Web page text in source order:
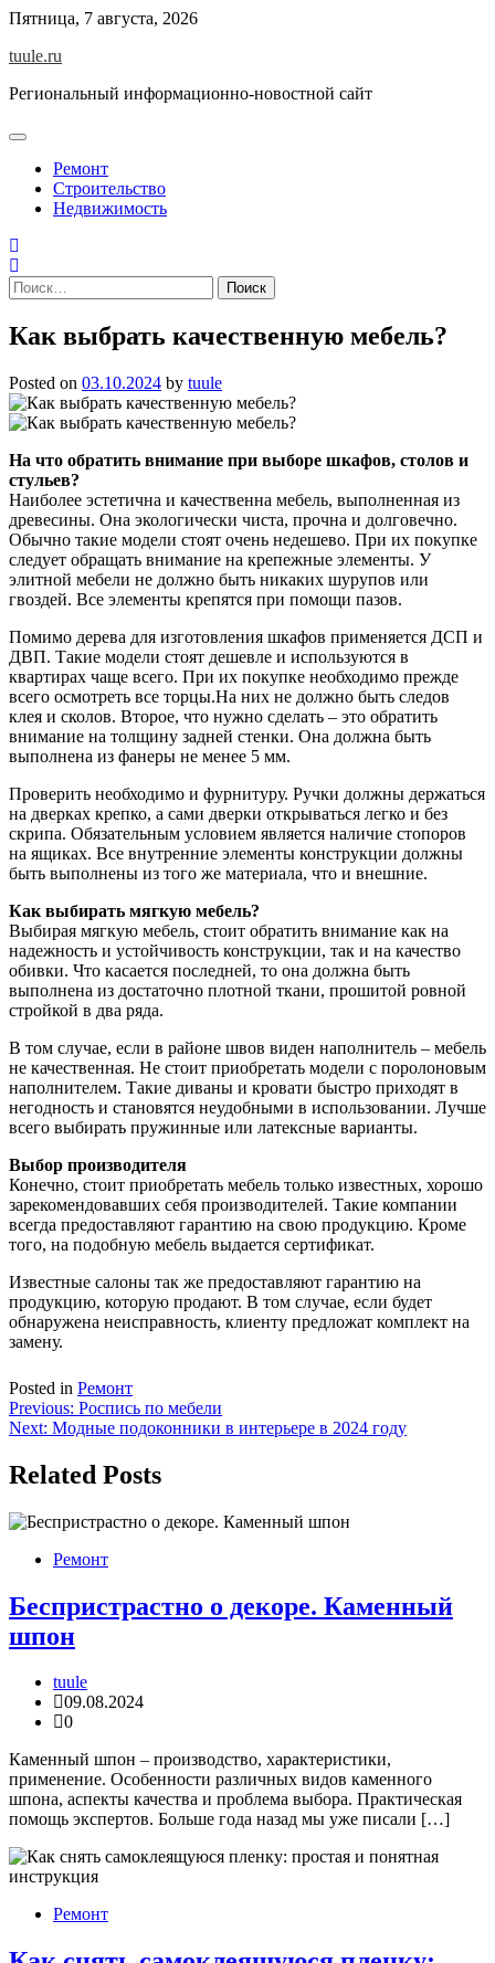
Skip
content
Пятница, 7 августа, 2026
tuule.ru
Региональный информационно-новостной сайт
Ремонт
Строительство
Недвижимость
Найти:
Как выбрать качественную мебель?
Posted on 03.10.2024 by tuule
На что обратить внимание при выборе шкафов, столов и
стульев?
Наиболее эстетична и качественна мебель, выполненная из
древесины. Она экологически чиста, прочна и долговечно.
Обычно такие модели стоят очень недешево. При их покупке
следует обращать внимание на крепежные элементы. У
элитной мебели не должно быть никаких шурупов или
гвоздей. Все элементы крепятся при помощи пазов.
Помимо дерева для изготовления шкафов применяется ДСП и
ДВП. Такие модели стоят дешевле и используются в
квартирах чаще всего. При их покупке необходимо прежде
всего осмотреть все торцы.На них не должно быть следов
клея и сколов. Второе, что нужно сделать – это обратить
внимание на толщину задней стенки. Она должна быть
выполнена из фанеры не менее 5 мм.
Проверить необходимо и фурнитуру. Ручки должны держаться
на дверках крепко, а сами дверки открываться легко и без
скрипа. Обязательным условием является наличие стопоров
на ящиках. Все внутренние элементы конструкции должны
быть выполнены из того же материала, что и внешние.
Как выбирать мягкую мебель?
Выбирая мягкую мебель, стоит обратить внимание как на
надежность и устойчивость конструкции, так и на качество
обивки. Что касается последней, то она должна быть
выполнена из достаточно плотной ткани, прошитой ровной
стройкой в два ряда.
В том случае, если в районе швов виден наполнитель – мебель
не качественная. Не стоит приобретать модели с поролоновым
наполнителем. Такие диваны и кровати быстро приходят в
негодность и становятся неудобными в использовании. Лучше
всего выбирать пружинные или латексные варианты.
Выбор производителя
Конечно, стоит приобретать мебель только известных, хорошо
зарекомендовавших себя производителей. Такие компании
всегда предоставляют гарантию на свою продукцию. Кроме
того, на подобную мебель выдается сертификат.
Известные салоны так же предоставляют гарантию на
продукцию, которую продают. В том случае, если будет
обнаружена неисправность, клиенту предложат комплект на
замену.
Posted in Ремонт
Навигация
по
записям
Previous: Роспись по мебели
Next: Модные подоконники в интерьере в 2024 году
Related Posts
Ремонт
Беспристрастно о декоре. Каменный
шпон
tuule
09.08.2024
0
Каменный шпон – производство, характеристики,
применение. Особенности различных видов каменного
шпона, аспекты качества и проблема выбора. Практическая
помощь экспертов. Больше года назад мы уже писали […]
Ремонт